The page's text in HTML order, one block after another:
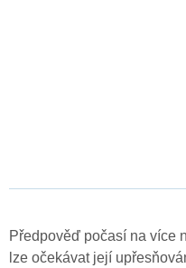
Předpověď počasí na více
lze očekávat její